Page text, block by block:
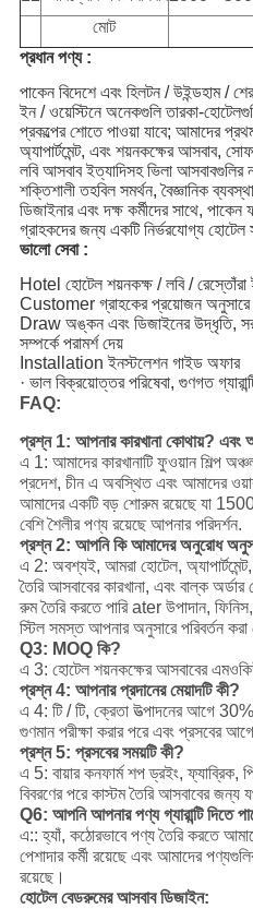
মোট
প্রধান পণ্য :
পাকেন বিদেশে এবং হিলটন / উইন্ডহাম /
ইন / ওয়েস্টিনে অনেকগুলি তারকা-
প্রকল্পের শোতে পাওয়া যাবে; আমাদের
অ্যাপার্টমেন্ট, এবং শয়নকক্ষের আসবাব,
লবি আসবাব ইত্যাদিসহ ভিলা আসবাবগুলির
শক্তিশালী তহবিল সমর্থন, বৈজ্ঞানিক
ডিজাইনার এবং দক্ষ কর্মীদের সাথে, পাকেন
গ্রাহকদের জন্য একটি নির্ভরযোগ্য হোটেল
ভালো সেবা :
Hotel হোটেল শয়নকক্ষ / লবি / রেস্তোঁরা
Customer গ্রাহকের প্রয়োজন অনুসারে
Draw অঙ্কন এবং ডিজাইনের উদ্ধৃতি,
সম্পর্কে পরামর্শ দেয়
Installation ইনস্টলেশন গাইড অফার
· ভাল বিক্রয়োত্তর পরিষেবা, গুণগত
FAQ:
প্রশ্ন 1: আপনার কারখানা কোথায়?
এ 1: আমাদের কারখানাটি ফুওয়ান শিল্প
প্রদেশ, চীন এ অবস্থিত এবং আমাদের
আমাদের একটি বড় শোরুম রয়েছে যা 1500
বেশি শৈলীর পণ্য রয়েছে আপনার পরিদর্শন.
প্রশ্ন 2: আপনি কি আমাদের অনুরোধ
এ 2: অবশ্যই, আমরা হোটেল, অ্যাপার্টমেন্ট,
তৈরি আসবাবের কারখানা, এবং বাল্ক
রুম তৈরি করতে পারি ater উপাদান,
স্টিল সমস্ত আপনার অনুসারে পরিবর্তন
Q3: MOQ কি?
এ 3: হোটেল শয়নকক্ষের আসবাবের
প্রশ্ন 4: আপনার প্রদানের মেয়াদটি কী?
এ 4: টি / টি, ক্রেতা উত্পাদনের আগে
গুণমান পরীক্ষা করার পরে এবং প্রসবের
প্রশ্ন 5: প্রসবের সময়টি কী?
এ 5: বায়ার কনফার্ম শপ ড্রইং, ফ্যাব্রিক,
বিবরণের পরে কাস্টম তৈরি আসবাবের
Q6: আপনি আপনার পণ্য গ্যারান্টি দিতে
এ:: হ্যাঁ, কঠোরভাবে পণ্য তৈরি করতে
পেশাদার কর্মী রয়েছে এবং আমাদের
রয়েছে।
হোটেল বেডরুমের আসবাব ডিজাইন: